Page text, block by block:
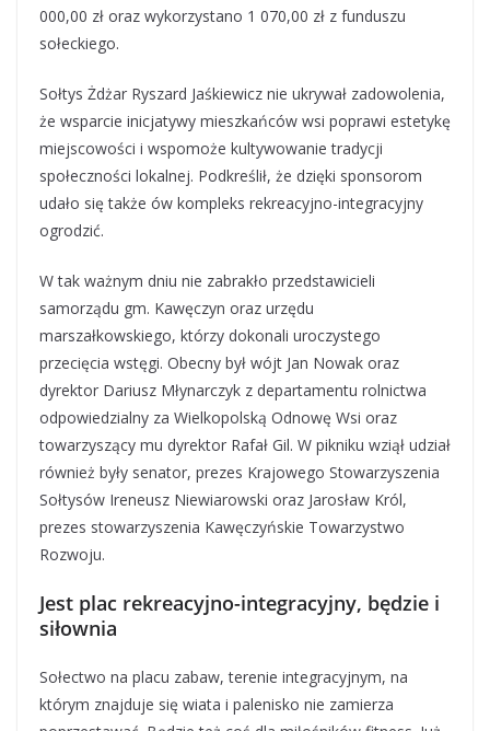
000,00 zł oraz wykorzystano 1 070,00 zł z funduszu
sołeckiego.
Sołtys Żdżar Ryszard Jaśkiewicz nie ukrywał zadowolenia,
że wsparcie inicjatywy mieszkańców wsi poprawi estetykę
miejscowości i wspomoże kultywowanie tradycji
społeczności lokalnej. Podkreślił, że dzięki sponsorom
udało się także ów kompleks rekreacyjno-integracyjny
ogrodzić.
W tak ważnym dniu nie zabrakło przedstawicieli
samorządu gm. Kawęczyn oraz urzędu
marszałkowskiego, którzy dokonali uroczystego
przecięcia wstęgi. Obecny był wójt Jan Nowak oraz
dyrektor Dariusz Młynarczyk z departamentu rolnictwa
odpowiedzialny za Wielkopolską Odnowę Wsi oraz
towarzyszący mu dyrektor Rafał Gil. W pikniku wziął udział
również były senator, prezes Krajowego Stowarzyszenia
Sołtysów Ireneusz Niewiarowski oraz Jarosław Król,
prezes stowarzyszenia Kawęczyńskie Towarzystwo
Rozwoju.
Jest plac rekreacyjno-integracyjny, będzie i
siłownia
Sołectwo na placu zabaw, terenie integracyjnym, na
którym znajduje się wiata i palenisko nie zamierza